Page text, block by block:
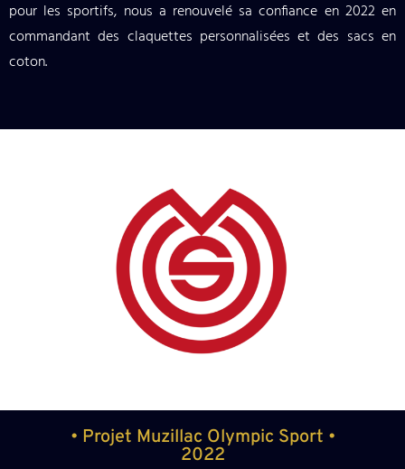
pour les sportifs, nous a renouvelé sa confiance en 2022 en
commandant des claquettes personnalisées et des sacs en
coton.
• Projet Muzillac Olympic Sport •
2022